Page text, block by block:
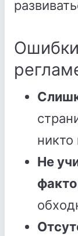
никто
Не